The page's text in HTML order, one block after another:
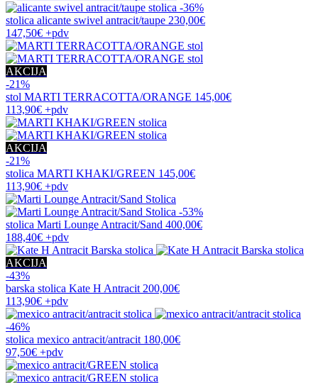
-36%
stolica alicante swivel antracit/taupe 230,00€
147,50€ +pdv
AKCIJA
-21%
stol MARTI TERRACOTTA/ORANGE 145,00€
113,90€ +pdv
AKCIJA
-21%
stolica MARTI KHAKI/GREEN 145,00€
113,90€ +pdv
-53%
stolica Marti Lounge Antracit/Sand 400,00€
188,40€ +pdv
AKCIJA
-43%
barska stolica Kate H Antracit 200,00€
113,90€ +pdv
-46%
stolica mexico antracit/antracit 180,00€
97,50€ +pdv